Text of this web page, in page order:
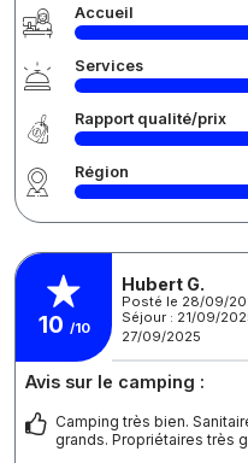
Accueil
Services
Rapport qualité/prix
Région
10 /10
Hubert G.
Posté le 28/09/
Séjour : 21/09/
27/09/2025
Avis sur le camping :
Camping très bien.
grands. Propriétaires très